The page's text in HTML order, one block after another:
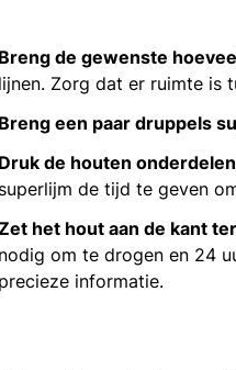
Breng de gewenste
lijnen. Zorg dat er ruimte is
Breng een paar druppels
Druk de houten
superlijm de tijd te geven
het hout aan de kant
nodig om te drogen en 24
precieze informatie.